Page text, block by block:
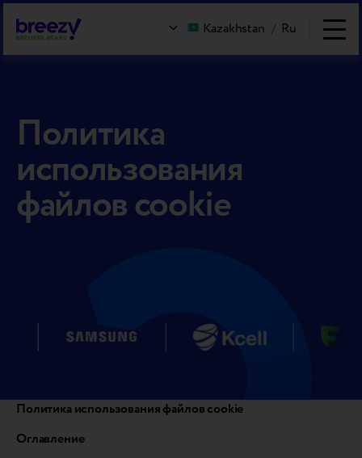
Kazakhstan / Ru
Политика
использования
файлов cookie
Политика использования файлов cookie
Оглавление